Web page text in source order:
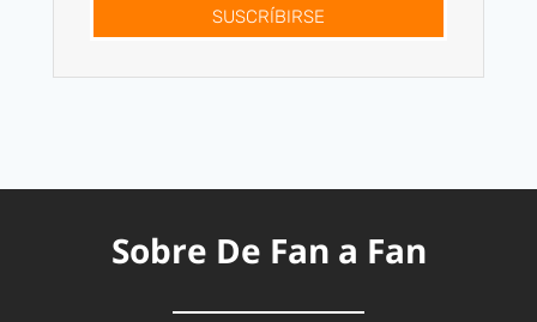
SUSCRÍBIRSE
Sobre De Fan a Fan